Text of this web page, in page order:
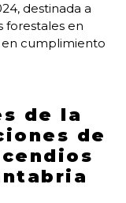
destinada a
forestales en
en cumplimiento
de la
de